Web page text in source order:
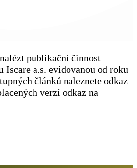
publikační činnost
Iscare a.s. evidovanou od roku
článků naleznete odkaz
verzí odkaz na